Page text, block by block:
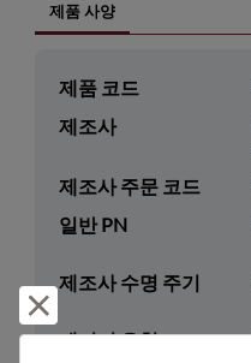
제품 사양
제품 코드
제조사
제조사 주문 코드
일반 PN
제조사 수명 주기
패키지 유형